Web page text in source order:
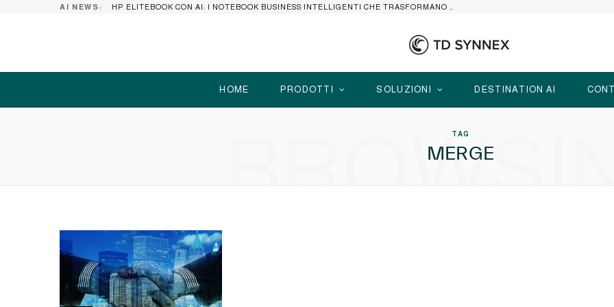
AI NEWS:
HOME PRODOTTI SOLUZIONI DESTINATION AI
TAG
MERGE